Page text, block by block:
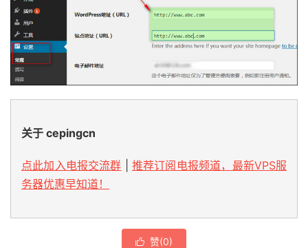
关于 cepingcn
点此加入电报交流群
推荐订阅电报频道，最新VPS服
务器优惠早知道！
 赞(0)